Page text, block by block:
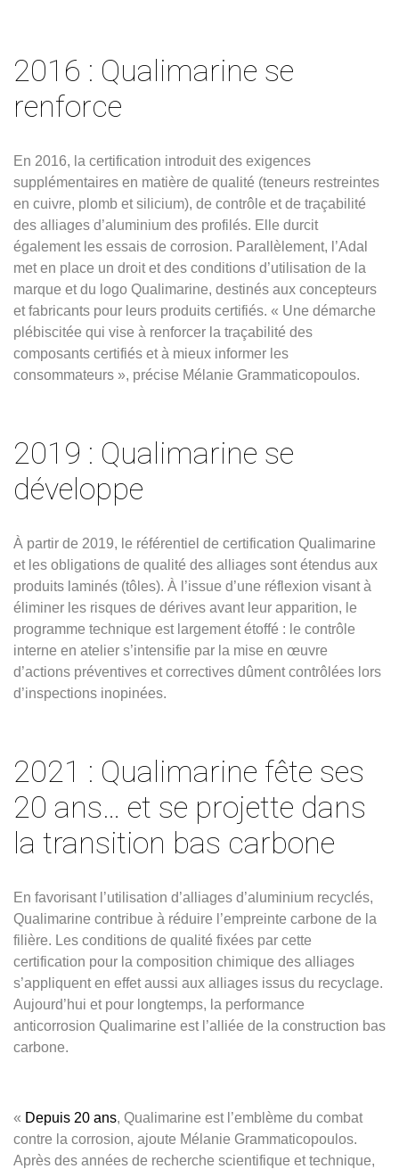
2016 : Qualimarine se
renforce
En 2016, la certification introduit des exigences
supplémentaires en matière de qualité (teneurs restreintes
en cuivre, plomb et silicium), de contrôle et de traçabilité
des alliages d’aluminium des profilés. Elle durcit
également les essais de corrosion. Parallèlement, l’Adal
met en place un droit et des conditions d’utilisation de la
marque et du logo Qualimarine, destinés aux concepteurs
et fabricants pour leurs produits certifiés. « Une démarche
plébiscitée qui vise à renforcer la traçabilité des
composants certifiés et à mieux informer les
consommateurs », précise Mélanie Grammaticopoulos.
2019 : Qualimarine se
développe
À partir de 2019, le référentiel de certification Qualimarine
et les obligations de qualité des alliages sont étendus aux
produits laminés (tôles). À l’issue d’une réflexion visant à
éliminer les risques de dérives avant leur apparition, le
programme technique est largement étoffé : le contrôle
interne en atelier s’intensifie par la mise en œuvre
d’actions préventives et correctives dûment contrôlées lors
d’inspections inopinées.
2021 : Qualimarine fête ses
20 ans… et se projette dans
la transition bas carbone
En favorisant l’utilisation d’alliages d’aluminium recyclés,
Qualimarine contribue à réduire l’empreinte carbone de la
filière. Les conditions de qualité fixées par cette
certification pour la composition chimique des alliages
s’appliquent en effet aussi aux alliages issus du recyclage.
Aujourd’hui et pour longtemps, la performance
anticorrosion Qualimarine est l’alliée de la construction bas
carbone.
« Depuis 20 ans, Qualimarine est l’emblème du combat
contre la corrosion, ajoute Mélanie Grammaticopoulos.
Après des années de recherche scientifique et technique,